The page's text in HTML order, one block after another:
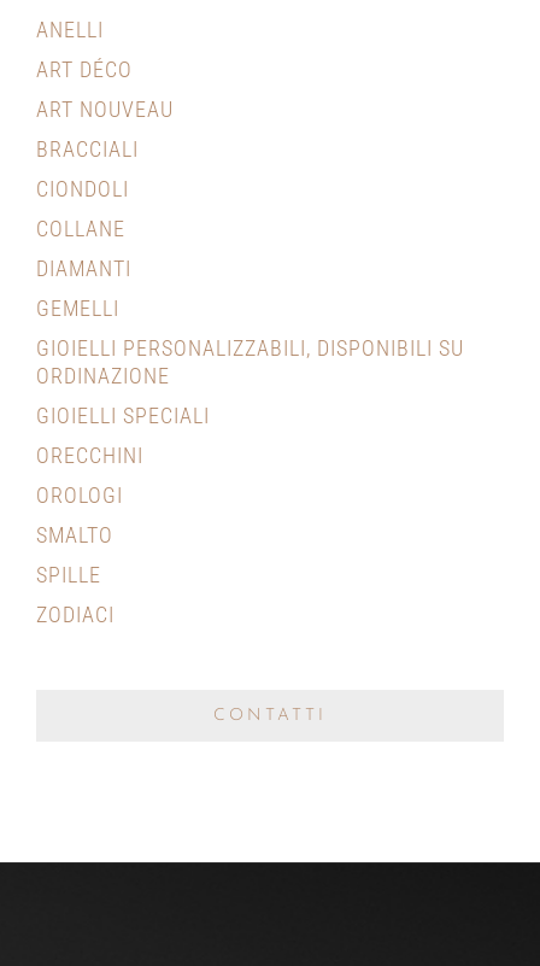
ANELLI
ART DÉCO
ART NOUVEAU
BRACCIALI
CIONDOLI
COLLANE
DIAMANTI
GEMELLI
GIOIELLI PERSONALIZZABILI, DISPONIBILI SU
ORDINAZIONE
GIOIELLI SPECIALI
ORECCHINI
OROLOGI
SMALTO
SPILLE
ZODIACI
CONTATTI